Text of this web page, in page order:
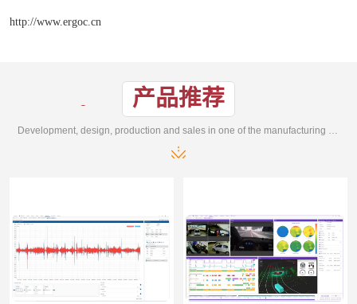
http://www.ergoc.cn
产品推荐